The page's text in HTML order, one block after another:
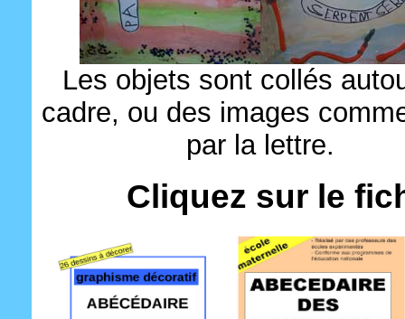
Les objets sont collés
cadre, ou des images
par la lettre.
Cliquez sur le